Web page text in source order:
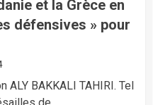
et la Grèce en
défensives » pour
ALY BAKKALI TAHIRI. Tel